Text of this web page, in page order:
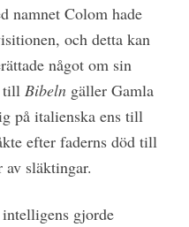
namnet Colom hade
och detta kan
något om sin
till Bibelngäller Gamla
på italienska ens till
efter faderns död till
av släktingar.
gjorde